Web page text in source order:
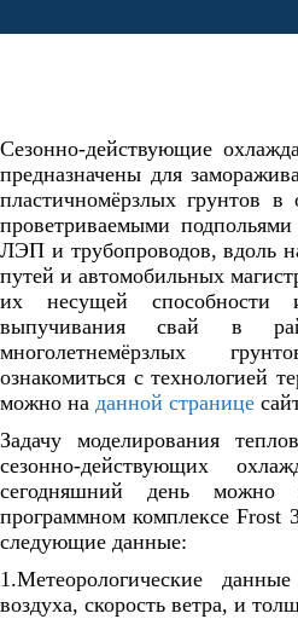
Сезонно-действующие
предназначены для
пластичномёрзлых грунтов
проветриваемыми
ЛЭП и трубопроводов, вдоль
путей и автомобильных
их несущей способности
выпучивания свай в
многолетнемёрзлых
ознакомиться с технологией
можно на данной странице
Задачу моделирования
сезонно-действующих
сегодняшний день можно
программном комплексеFrost
следующие данные:
1.Метеорологические
воздуха, скорость ветра, и